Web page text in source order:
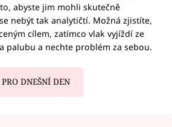
abyste jim mohli skutečně
nebýt tak analytičtí. Možná zjistíte,
cílem, zatímco vlak vyjíždí ze
palubu a nechte problém za sebou.
DNEŠNÍ DEN